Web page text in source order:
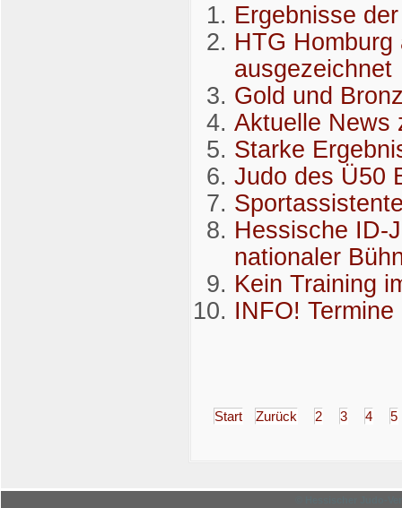
Ergebnisse
HTG
ausgezeichnet
Gold und
Aktuelle News
Starke
Judo des Ü50
Hessische ID-
nationaler
Kein Training
INFO!
Start Zurück 2 3 4 5